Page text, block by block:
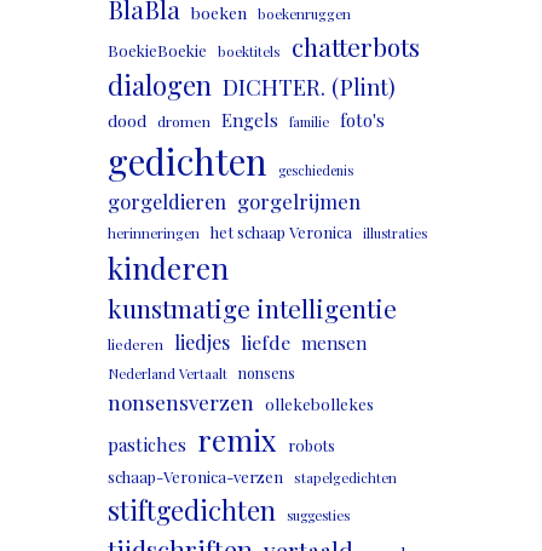
BlaBla boeken boekenruggen
BoekieBoekie boektitels chatterbots
dialogen DICHTER. (Plint)
dood dromen Engels familie foto's
gedichten geschiedenis
gorgeldieren gorgelrijmen
herinneringen het schaap Veronica illustraties
kinderen
kunstmatige intelligentie
liederen liedjes liefde mensen
Nederland Vertaalt nonsens
nonsensverzen ollekebollekes
pastiches remix
robots
schaap-Veronica-verzen stapelgedichten
stiftgedichten suggesties